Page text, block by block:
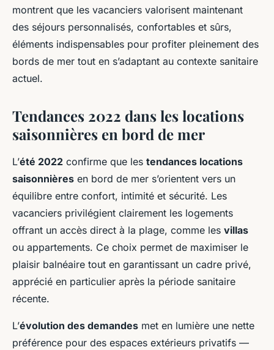
montrent que les vacanciers valorisent maintenant
des séjours personnalisés, confortables et sûrs,
éléments indispensables pour profiter pleinement des
bords de mer tout en s’adaptant au contexte sanitaire
actuel.
Tendances 2022 dans les locations
saisonnières en bord de mer
L’été 2022 confirme que les tendances locations
saisonnières en bord de mer s’orientent vers un
équilibre entre confort, intimité et sécurité. Les
vacanciers privilégient clairement les logements
offrant un accès direct à la plage, comme les villas
ou appartements. Ce choix permet de maximiser le
plaisir balnéaire tout en garantissant un cadre privé,
apprécié en particulier après la période sanitaire
récente.
L’évolution des demandes met en lumière une nette
préférence pour des espaces extérieurs privatifs —